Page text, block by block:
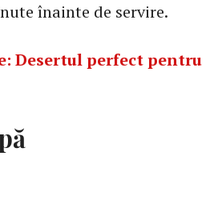
înainte de servire.
Desertul perfect pentru